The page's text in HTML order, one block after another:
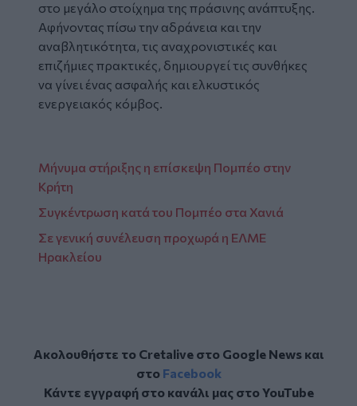
στο μεγάλο στοίχημα της πράσινης ανάπτυξης.
Αφήνοντας πίσω την αδράνεια και την
αναβλητικότητα, τις αναχρονιστικές και
επιζήμιες πρακτικές, δημιουργεί τις συνθήκες
να γίνει ένας ασφαλής και ελκυστικός
ενεργειακός κόμβος.
Μήνυμα στήριξης η επίσκεψη Πομπέο στην
Κρήτη
Συγκέντρωση κατά του Πομπέο στα Χανιά
Σε γενική συνέλευση προχωρά η ΕΛΜΕ
Ηρακλείου
Ακολουθήστε το Cretalive στο Google Newsκαι
στο Facebook
Κάντε εγγραφή στο κανάλι μας στοYouTube